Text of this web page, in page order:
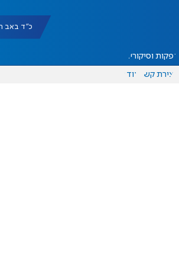
כ"ד באב תשפ"ו
הפקות וסיקורים
יצירת קשר עוד